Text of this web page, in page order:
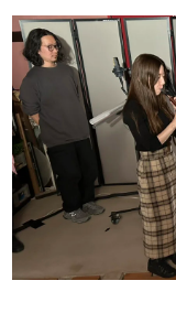
画です。
日本
日本の
ルを網
解説を掲
若ゲ
『うつ
一先生
なん
ゲーム
具体的な